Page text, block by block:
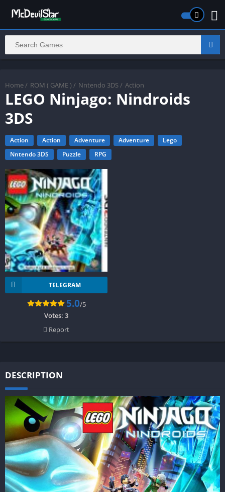
Home / ROM ( GAME ) / Nntendo 3DS / Action
LEGO Ninjago: Nindroids
3DS
Action Action Adventure Adventure
Lego
Nntendo 3DS
Puzzle RPG
TELEGRAM
5.0/5
Votes: 3
Report
DESCRIPTION